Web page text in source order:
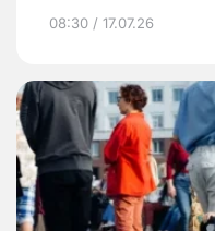
08:30 / 17.07.26